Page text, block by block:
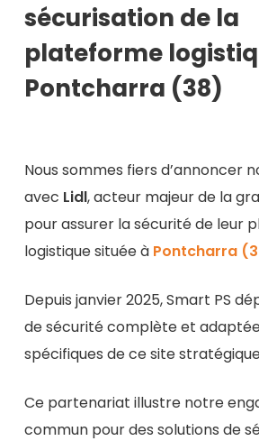
sécurisation de la
plateforme
Pontcharra (38)
Nous sommes fiers d’annoncer
avec Lidl, acteur majeur de la
pour assurer la sécurité de leur
logistique située à Pontcharra
Depuis janvier 2025, Smart PS
de sécurité complète et
spécifiques de ce site
Ce partenariat illustre notre
commun pour des solutions de